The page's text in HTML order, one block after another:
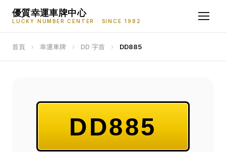
優質幸運車牌中心
LUCKY NUMBER CENTER · SINCE 1982
首頁 › 幸運車牌 › DD 字首 › DD885
DD885